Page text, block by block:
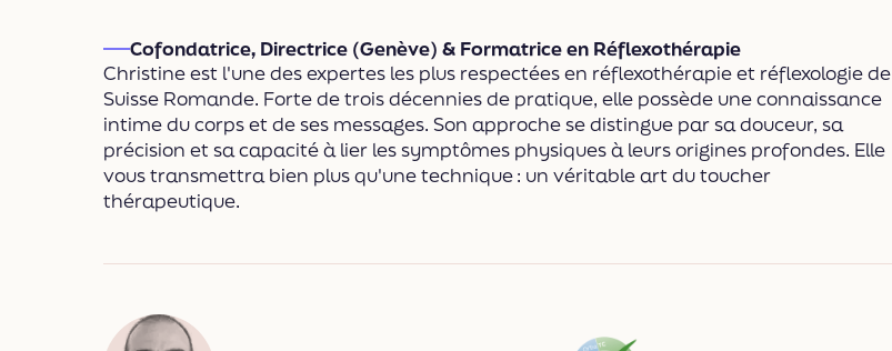
Cofondatrice, Directrice (Genève) & Formatrice en Réflexothérapie
Christine est l'une des expertes les plus respectées en réflexothérapie et réflexologie de
Suisse Romande. Forte de trois décennies de pratique, elle possède une connaissance
intime du corps et de ses messages. Son approche se distingue par sa douceur, sa
précision et sa capacité à lier les symptômes physiques à leurs origines profondes. Elle
vous transmettra bien plus qu'une technique : un véritable art du toucher
thérapeutique.